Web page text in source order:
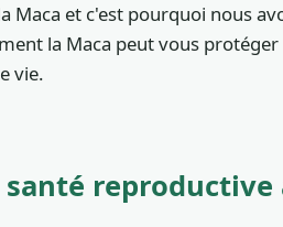
Maca et c'est pourquoi nous
la Maca peut vous
vie.
reproductive